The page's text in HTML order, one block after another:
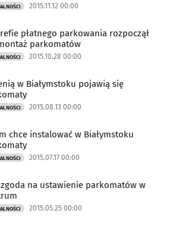
2015.11.12 00:00
płatnego parkowania rozpoczął
parkomatów
2015.10.28 00:00
w Białymstoku pojawią się
2015.08.13 00:00
chce instalować w Białymstoku
2015.07.17 00:00
zgoda na ustawienie parkomatów w
2015.05.25 00:00